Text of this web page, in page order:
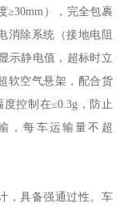
≥30mm），完全包裹
消除系统（接地电阻
示静电值，超标时立
软空气悬架，配合货
控制在≤0.3g，防止
，每车运输量不超
，具备强通过性。车